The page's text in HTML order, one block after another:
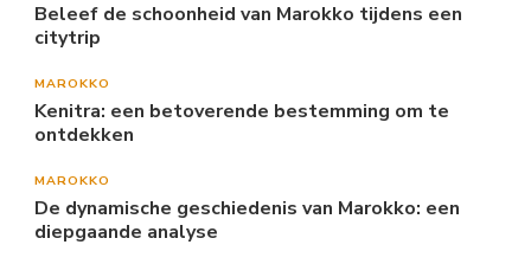
Beleef de schoonheid van Marokko tijdens een
citytrip
MAROKKO
Kenitra: een betoverende bestemming om te
ontdekken
MAROKKO
De dynamische geschiedenis van Marokko: een
diepgaande analyse